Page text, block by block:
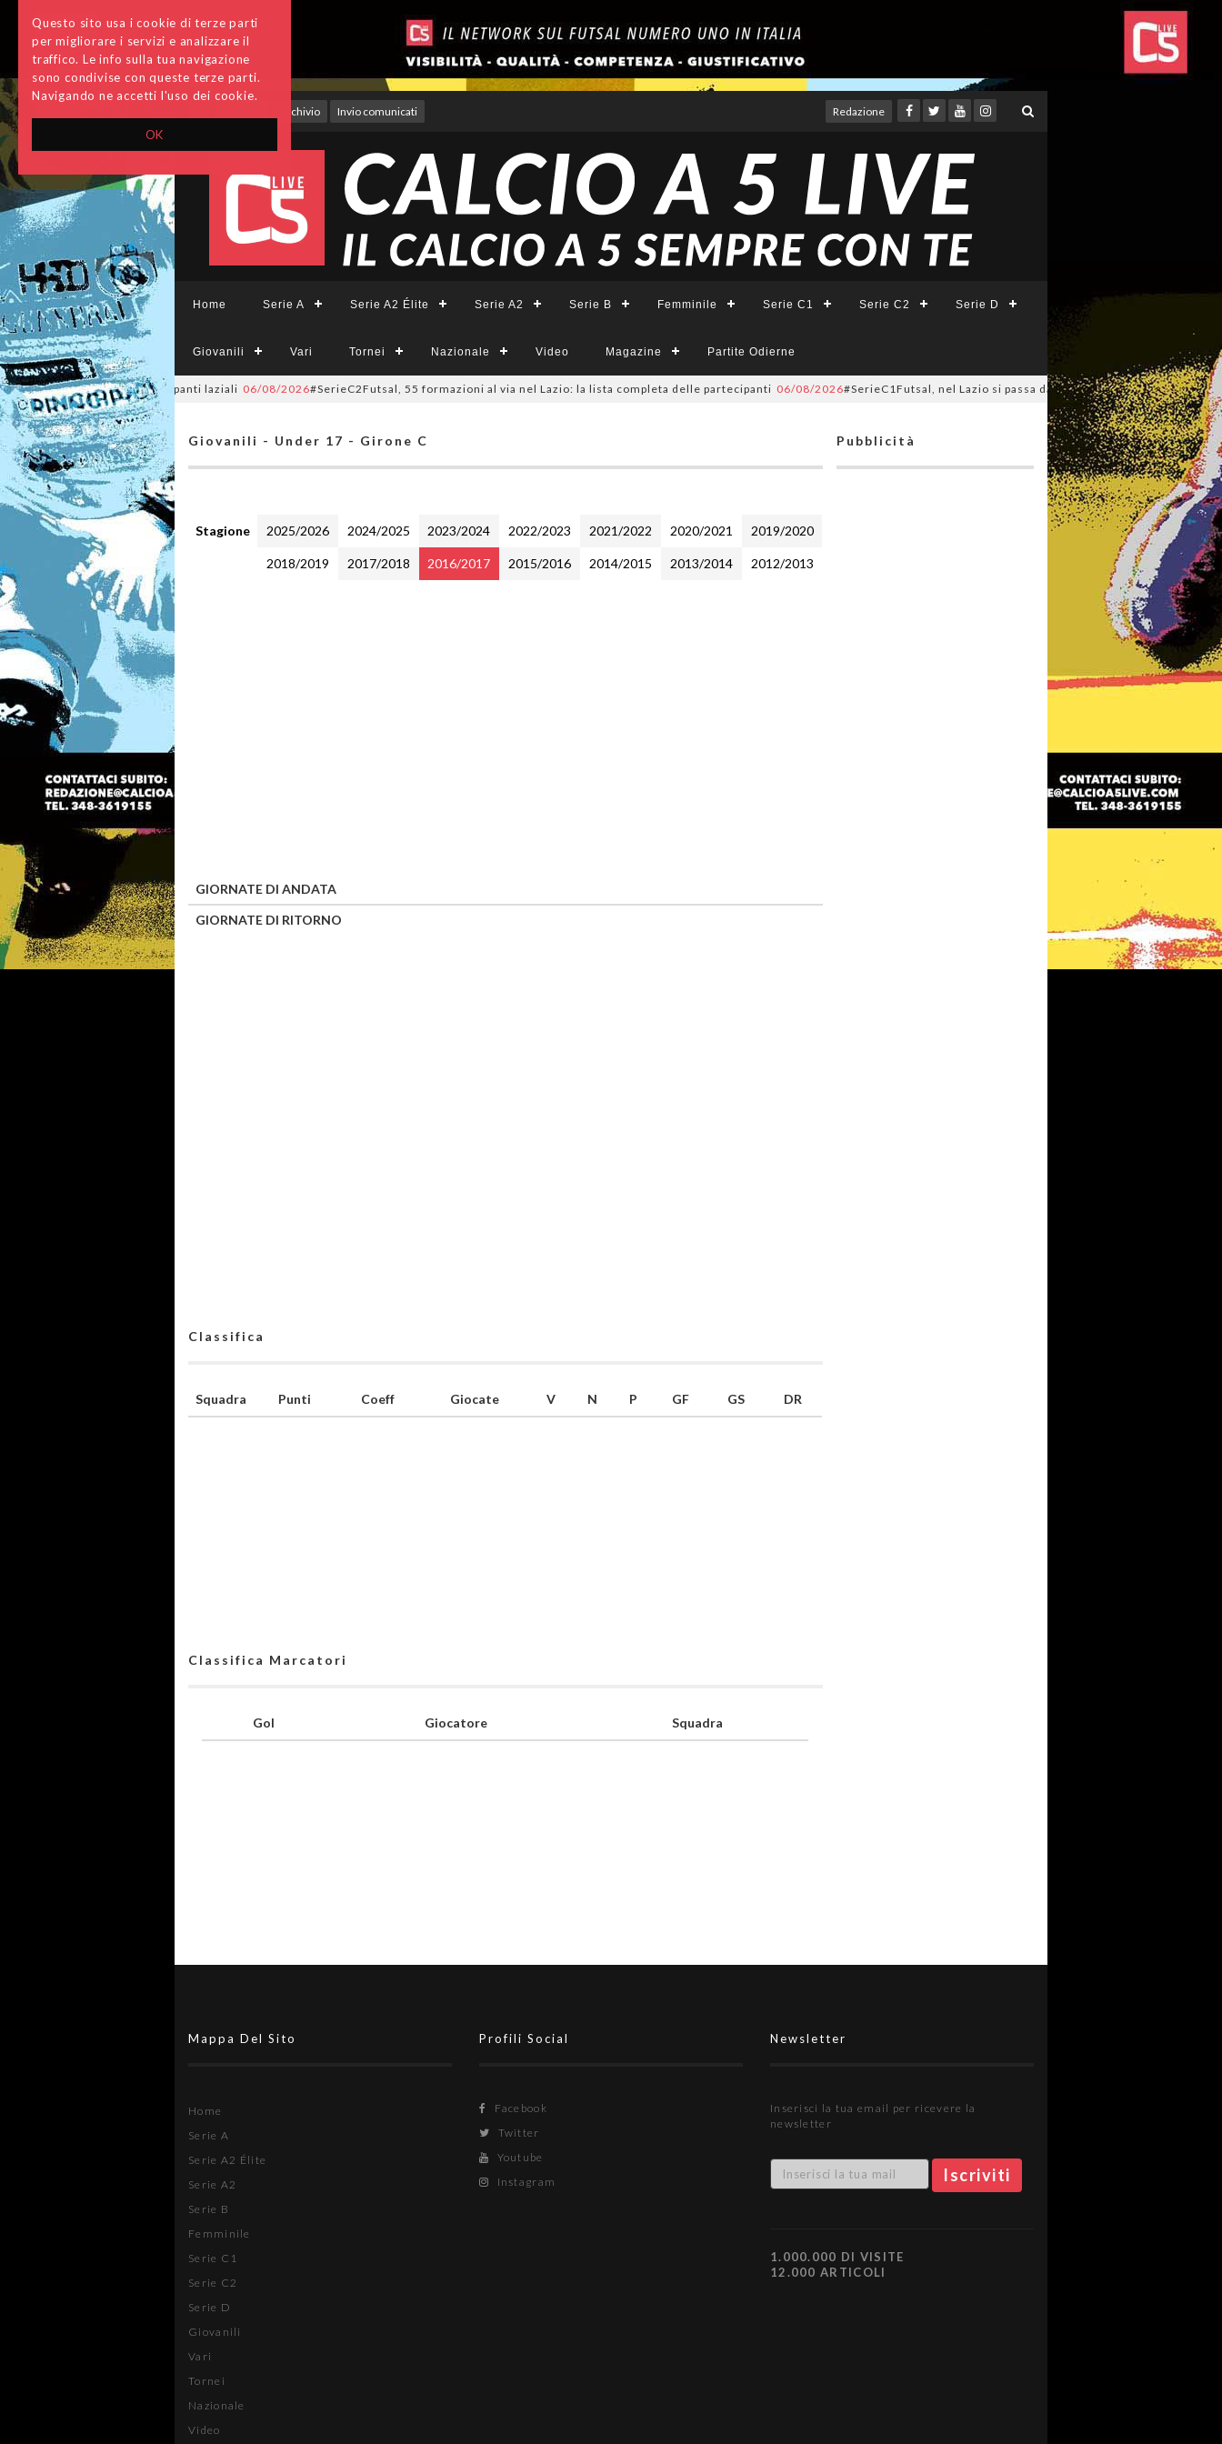
OK
Questo sito usa i cookie di terze parti
per migliorare i servizi e analizzare il
traffico. Le info sulla tua navigazione
sono condivise con queste terze parti.
Navigando ne accetti l'uso dei cookie.
Archivio Invio comunicati Redazione
Home Serie A Serie A2 Élite Serie A2 Serie B Femminile Serie C1 Serie C2 Serie D
Giovanili Vari Tornei Nazionale Video Magazine Partite Odierne
l'elenco delle partecipanti laziali 06/08/2026#SerieC2Futsal, 55 formazioni al via nel Lazio: la lista completa delle partecipanti 06/08/2026#SerieC1Futsal, nel Lazio si passa da 28 a 32 squadre: l'elenco
Giovanili - Under 17 - Girone C
Stagione 2025/2026 2024/2025 2023/2024 2022/2023 2021/2022 2020/2021 2019/2020
2018/2019 2017/2018 2016/2017 2015/2016 2014/2015 2013/2014 2012/2013
GIORNATE DI ANDATA
GIORNATE DI RITORNO
Classifica
Squadra Punti Coeff Giocate V N P GF GS DR
Classifica Marcatori
Gol Giocatore Squadra
Pubblicità
Mappa Del Sito
Home
Serie A
Serie A2 Élite
Serie A2
Serie B
Femminile
Serie C1
Serie C2
Serie D
Giovanili
Vari
Tornei
Nazionale
Video
Profili Social
Facebook
Twitter
Youtube
Instagram
Newsletter
Inserisci la tua email per ricevere la
newsletter
1.000.000 DI VISITE
12.000 ARTICOLI